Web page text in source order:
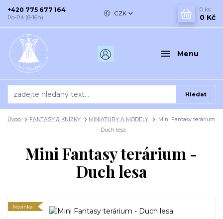
Menu
CZK
Hledat
+420 775 677 164
Po-Pá (8-16h)
0 ks
0 Kč
Úvod FANTASY & KNÍŽKY MINIATURY A MODELY
Mini Fantasy terárium
- Duch lesa
Mini Fantasy terárium -
Duch lesa
Novinka